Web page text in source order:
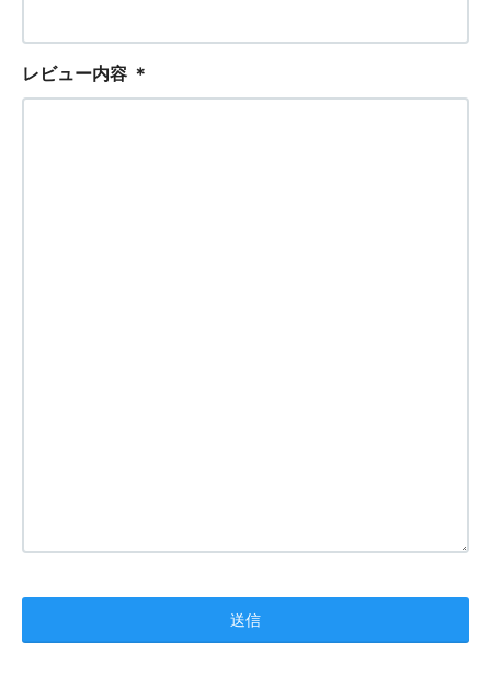
レビュー内容 ＊